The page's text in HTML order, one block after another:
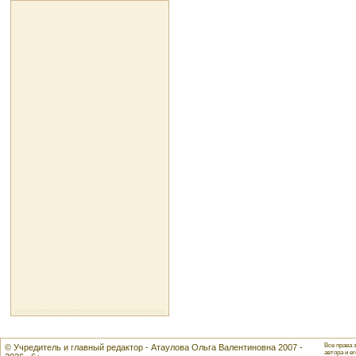
© Учредитель и главный редактор - Атаулова Ольга Валентиновна 2007 -
Все права
автора и